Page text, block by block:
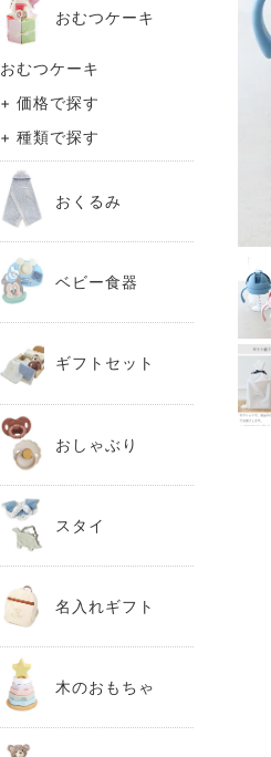
おむつケーキ
おむつケーキ
+ 価格で探す
+ 種類で探す
おくるみ
ベビー食器
ギフトセット
おしゃぶり
スタイ
名入れギフト
木のおもちゃ